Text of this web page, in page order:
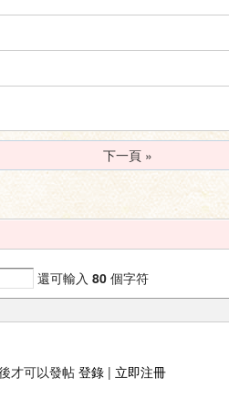
下一頁 »
還可輸入 80 個字符
才可以發帖 登錄 | 立即注冊